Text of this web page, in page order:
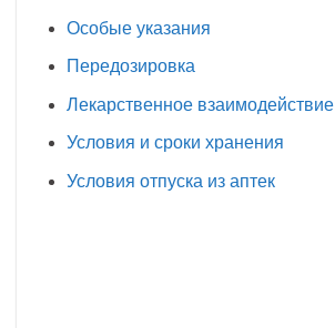
Особые указания
Передозировка
Лекарственное взаимодействие
Условия и сроки хранения
Условия отпуска из аптек